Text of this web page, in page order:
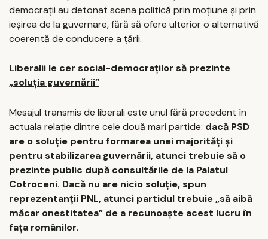
democrații au detonat scena politică prin moțiune și prin
ieșirea de la guvernare, fără să ofere ulterior o alternativă
coerentă de conducere a țării.
Liberalii le cer social-democraților să prezinte
„soluția guvernării”
Mesajul transmis de liberali este unul fără precedent în
actuala relație dintre cele două mari partide: dacă PSD
are o soluție pentru formarea unei majorități și
pentru stabilizarea guvernării, atunci trebuie să o
prezinte public după consultările de la Palatul
Cotroceni. Dacă nu are nicio soluție, spun
reprezentanții PNL, atunci partidul trebuie „să aibă
măcar onestitatea” de a recunoaște acest lucru în
fața românilor.